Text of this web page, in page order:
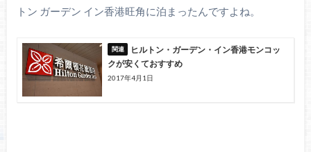
トン ガーデン イン香港旺角に泊まったんですよね。
ヒルトン・ガーデン・イン香港モンコッ
クが安くておすすめ
2017年4月1日